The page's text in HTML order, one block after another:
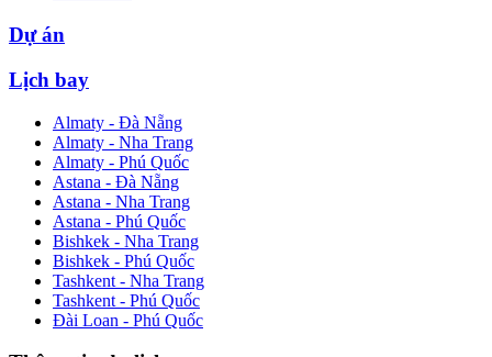
Dự án
Lịch bay
Almaty - Đà Nẵng
Almaty - Nha Trang
Almaty - Phú Quốc
Astana - Đà Nẵng
Astana - Nha Trang
Astana - Phú Quốc
Bishkek - Nha Trang
Bishkek - Phú Quốc
Tashkent - Nha Trang
Tashkent - Phú Quốc
Đài Loan - Phú Quốc